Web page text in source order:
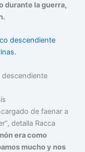
durante la guerra,
descendiente
de faenar a
detalla Racca
era como
mucho y nos